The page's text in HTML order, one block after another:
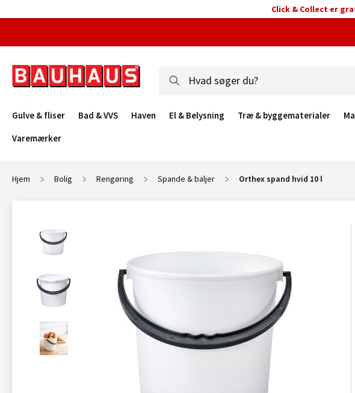
Click & Collect er
Gulve & fliser Bad & VVS Haven El & Belysning Træ & byggematerialer
Varemærker
Hjem Bolig Rengøring Spande & baljer Orthex spand hvid 10 l